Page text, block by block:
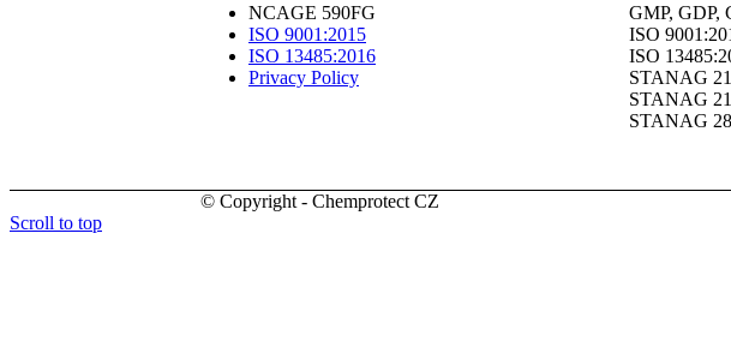
NCAGE 590FG
ISO 9001:2015
ISO 13485:2016
Privacy Policy
GMP, GDP,
ISO
ISO
STANAG
STANAG
STANAG
© Copyright - Chemprotect CZ
Scroll to top